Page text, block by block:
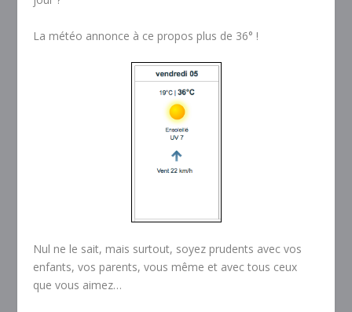
La météo annonce à ce propos plus de 36° !
Nul ne le sait, mais surtout, soyez prudents avec vos
enfants, vos parents, vous même et avec tous ceux
que vous aimez…